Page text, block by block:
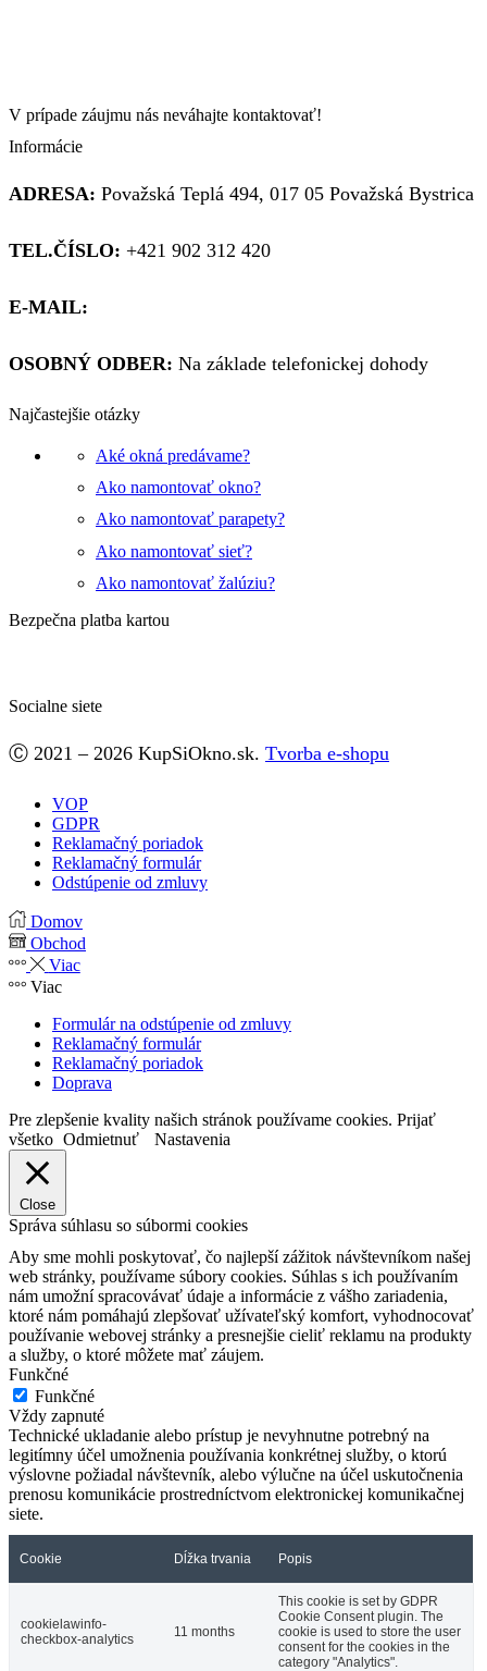
V prípade záujmu nás neváhajte kontaktovať!
Informácie
ADRESA: Považská Teplá 494, 017 05 Považská Bystrica
TEL.ČÍSLO: +421 902 312 420
E-MAIL:
OSOBNÝ ODBER: Na základe telefonickej dohody
Najčastejšie otázky
Aké okná predávame?
Ako namontovať okno?
Ako namontovať parapety?
Ako namontovať sieť?
Ako namontovať žalúziu?
Bezpečna platba kartou
Socialne siete
Facebook
Ⓒ 2021 – 2026 KupSiOkno.sk. Tvorba e-shopu
VOP
GDPR
Reklamačný poriadok
Reklamačný formulár
Odstúpenie od zmluvy
Domov
Obchod
Viac
Viac
Formulár na odstúpenie od zmluvy
Reklamačný formulár
Reklamačný poriadok
Doprava
Pre zlepšenie kvality našich stránok používame cookies. Prijať
všetko Odmietnuť Nastavenia
Close
Správa súhlasu so súbormi cookies
Aby sme mohli poskytovať, čo najlepší zážitok návštevníkom našej
web stránky, používame súbory cookies. Súhlas s ich používaním
nám umožní spracovávať údaje a informácie z vášho zariadenia,
ktoré nám pomáhajú zlepšovať užívateľský komfort, vyhodnocovať
používanie webovej stránky a presnejšie cieliť reklamu na produkty
a služby, o ktoré môžete mať záujem.
Funkčné
Funkčné
Vždy zapnuté
Technické ukladanie alebo prístup je nevyhnutne potrebný na
legitímny účel umožnenia používania konkrétnej služby, o ktorú
výslovne požiadal návštevník, alebo výlučne na účel uskutočnenia
prenosu komunikácie prostredníctvom elektronickej komunikačnej
siete.
Cookie Dĺžka trvania Popis
cookielawinfo-
checkbox-analytics
11 months
This cookie is set by GDPR
Cookie Consent plugin. The
cookie is used to store the user
consent for the cookies in the
category "Analytics".